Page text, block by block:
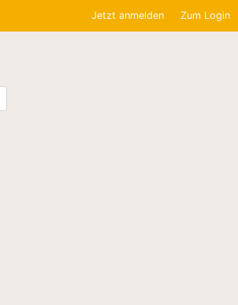
Jetzt anmelden Zum Login